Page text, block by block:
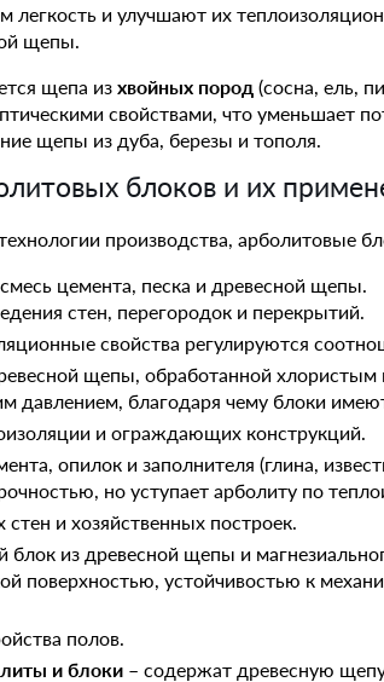
легкость и улучшают их
щепы.
щепа из хвойных пород (сосна, ель,
свойствами, что уменьшает
щепы из дуба, березы и тополя.
блоков и их
технологии производства, арболитовые
смесь цемента, песка и древесной щепы.
стен, перегородок и перекрытий.
свойства регулируются
щепы, обработанной хлористым
давлением, благодаря чему блоки
и ограждающих конструкций.
опилок и заполнителя (глина,
но уступает арболиту по
и хозяйственных построек.
блок из древесной щепы и
поверхностью, устойчивостью к
полов.
и блоки – содержат древесную